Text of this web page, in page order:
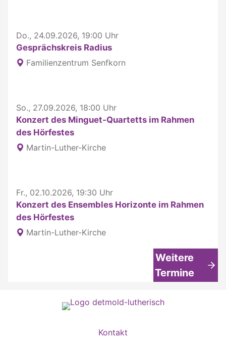
Do., 24.09.2026, 19:00 Uhr
Gesprächskreis Radius
Familienzentrum Senfkorn
So., 27.09.2026, 18:00 Uhr
Konzert des Minguet-Quartetts im Rahmen
des Hörfestes
Martin-Luther-Kirche
Fr., 02.10.2026, 19:30 Uhr
Konzert des Ensembles Horizonte im Rahmen
des Hörfestes
Martin-Luther-Kirche
Weitere
Termine
Kontakt